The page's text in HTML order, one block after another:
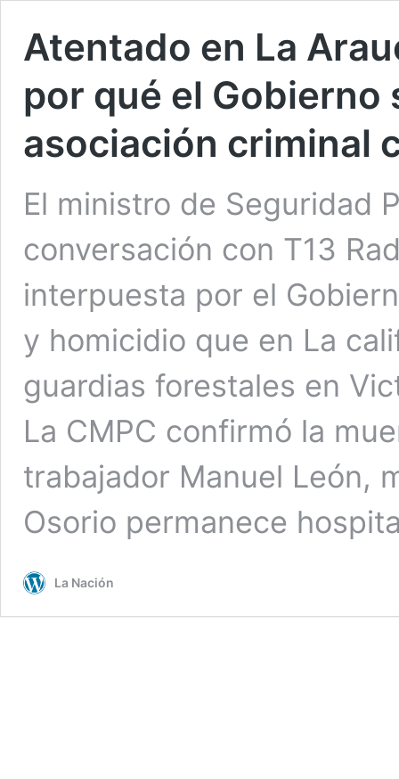
Atentado en La
por qué el Gobierno
asociación criminal
El ministro de Seguridad
conversación con T13
interpuesta por el
y homicidio que en La
guardias forestales en
La CMPC confirmó la
trabajador Manuel León,
Osorio permanece
La Nación